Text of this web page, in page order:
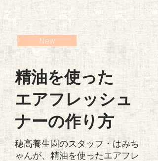
New
精油を使った
エアフレッシュ
ナーの作り方
穂高養生園のスタッフ・はみち
ゃんが、精油を使ったエアフレ